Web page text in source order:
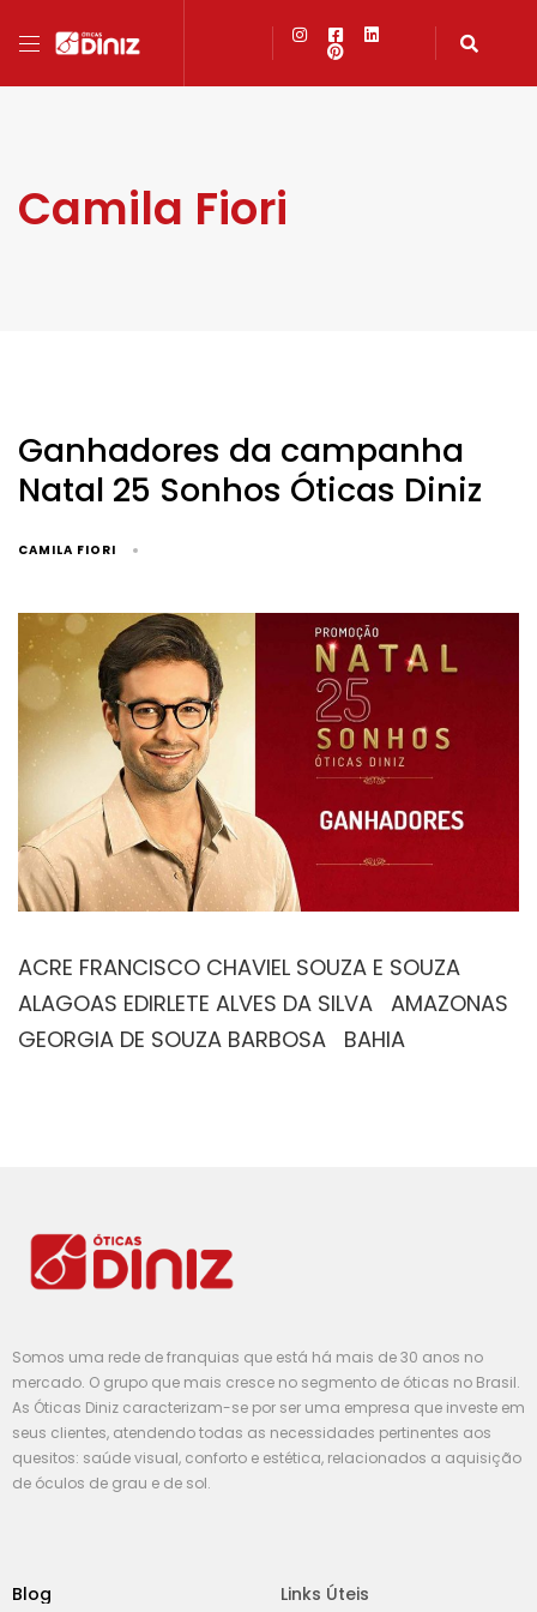
Camila Fiori
Ganhadores da campanha
Natal 25 Sonhos Óticas Diniz
CAMILA FIORI
ACRE FRANCISCO CHAVIEL SOUZA E SOUZA
ALAGOAS EDIRLETE ALVES DA SILVA AMAZONAS
GEORGIA DE SOUZA BARBOSA BAHIA
Somos uma rede de franquias que está há mais de 30 anos no
mercado. O grupo que mais cresce no segmento de óticas no Brasil.
As Óticas Diniz caracterizam-se por ser uma empresa que investe em
seus clientes, atendendo todas as necessidades pertinentes aos
quesitos: saúde visual, conforto e estética, relacionados a aquisição
de óculos de grau e de sol.
Blog Links Úteis